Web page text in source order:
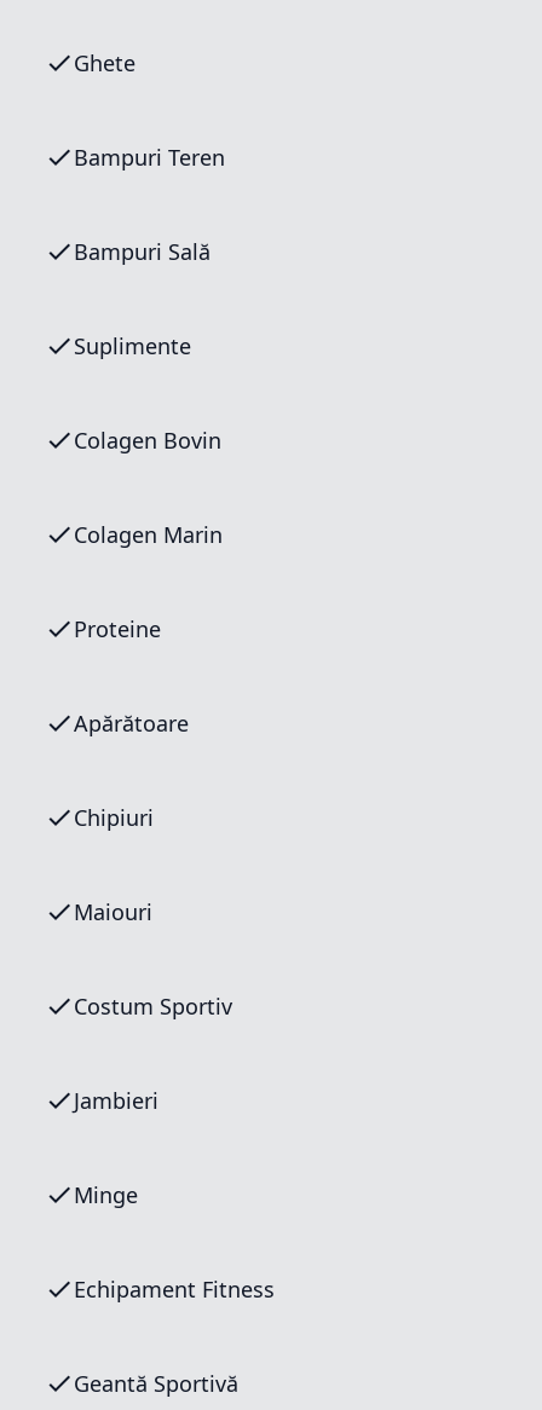
Ghete
Bampuri Teren
Bampuri Sală
Suplimente
Colagen Bovin
Colagen Marin
Proteine
Apărătoare
Chipiuri
Maiouri
Costum Sportiv
Jambieri
Minge
Echipament Fitness
Geantă Sportivă